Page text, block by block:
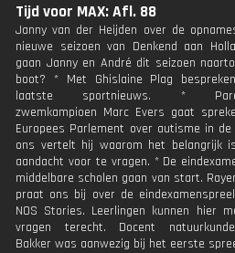
Tijd voor MAX: Afl. 88
Janny van der Heijden over de
nieuwe seizoen van Denkend aan
gaan Janny en André dit seizoen
boot? * Met Ghislaine Plag
laatste sportnieuws. *
zwemkampioen Marc Evers gaat
Europees Parlement over autisme in
ons vertelt hij waarom het belangrijk
aandacht voor te vragen. * De
middelbare scholen gaan van start.
praat ons bij over de
NOS Stories. Leerlingen kunnen hier
vragen terecht. Docent
Bakker was aanwezig bij het eerste